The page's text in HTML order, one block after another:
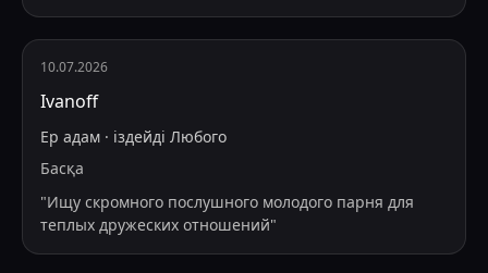
10.07.2026
Ivanoff
Ер адам · іздейді Любого
Басқа
"Ищу скромного послушного молодого парня для
теплых дружеских отношений"